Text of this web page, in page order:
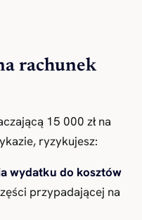
rachunek
15 000 zł na
ryzykujesz:
wydatku do kosztów
przypadającej na